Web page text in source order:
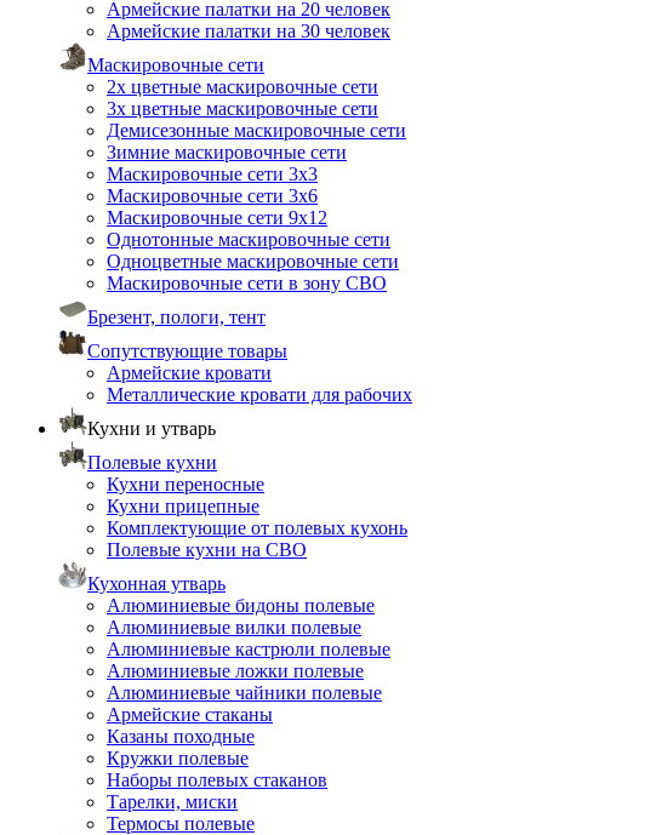
Армейские палатки на 20 человек
Армейские палатки на 30 человек
Маскировочные сети
2х цветные маскировочные сети
3х цветные маскировочные сети
Демисезонные маскировочные сети
Зимние маскировочные сети
Маскировочные сети 3х3
Маскировочные сети 3х6
Маскировочные сети 9х12
Однотонные маскировочные сети
Одноцветные маскировочные сети
Маскировочные сети в зону СВО
Брезент, пологи, тент
Сопутствующие товары
Армейские кровати
Металлические кровати для рабочих
Кухни и утварь
Полевые кухни
Кухни переносные
Кухни прицепные
Комплектующие от полевых кухонь
Полевые кухни на СВО
Кухонная утварь
Алюминиевые бидоны полевые
Алюминиевые вилки полевые
Алюминиевые кастрюли полевые
Алюминиевые ложки полевые
Алюминиевые чайники полевые
Армейские стаканы
Казаны походные
Кружки полевые
Наборы полевых стаканов
Тарелки, миски
Термосы полевые